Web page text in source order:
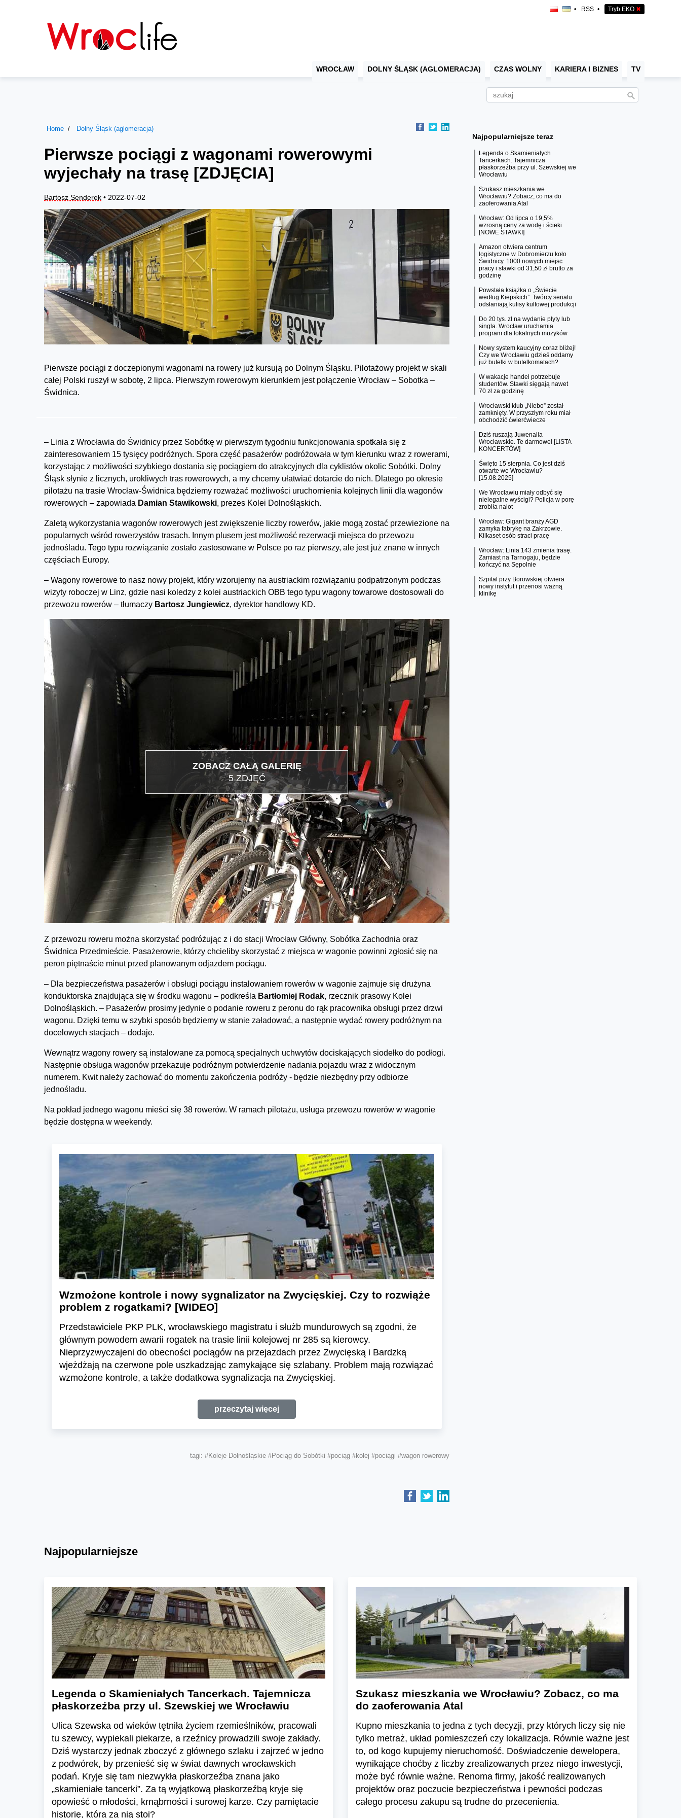
• RSS • Tryb EKO ✖
WROCŁAW DOLNY ŚLĄSK (AGLOMERACJA) CZAS WOLNY KARIERA I BIZNES TV
Home Dolny Śląsk (aglomeracja)
Pierwsze pociągi z wagonami rowerowymi
wyjechały na trasę [ZDJĘCIA]
Bartosz Senderek • 2022-07-02
Pierwsze pociągi z doczepionymi wagonami na rowery już kursują po Dolnym Śląsku. Pilotażowy projekt w skali
całej Polski ruszył w sobotę, 2 lipca. Pierwszym rowerowym kierunkiem jest połączenie Wrocław – Sobotka –
Świdnica.
– Linia z Wrocławia do Świdnicy przez Sobótkę w pierwszym tygodniu funkcjonowania spotkała się z
zainteresowaniem 15 tysięcy podróżnych. Spora część pasażerów podróżowała w tym kierunku wraz z rowerami,
korzystając z możliwości szybkiego dostania się pociągiem do atrakcyjnych dla cyklistów okolic Sobótki. Dolny
Śląsk słynie z licznych, urokliwych tras rowerowych, a my chcemy ułatwiać dotarcie do nich. Dlatego po okresie
pilotażu na trasie Wrocław-Świdnica będziemy rozważać możliwości uruchomienia kolejnych linii dla wagonów
rowerowych – zapowiada Damian Stawikowski, prezes Kolei Dolnośląskich.
Zaletą wykorzystania wagonów rowerowych jest zwiększenie liczby rowerów, jakie mogą zostać przewiezione na
popularnych wśród rowerzystów trasach. Innym plusem jest możliwość rezerwacji miejsca do przewozu
jednośladu. Tego typu rozwiązanie zostało zastosowane w Polsce po raz pierwszy, ale jest już znane w innych
częściach Europy.
– Wagony rowerowe to nasz nowy projekt, który wzorujemy na austriackim rozwiązaniu podpatrzonym podczas
wizyty roboczej w Linz, gdzie nasi koledzy z kolei austriackich OBB tego typu wagony towarowe dostosowali do
przewozu rowerów – tłumaczy Bartosz Jungiewicz, dyrektor handlowy KD.
ZOBACZ CAŁĄ GALERIĘ
5 ZDJĘĆ
Z przewozu roweru można skorzystać podróżując z i do stacji Wrocław Główny, Sobótka Zachodnia oraz
Świdnica Przedmieście. Pasażerowie, którzy chcieliby skorzystać z miejsca w wagonie powinni zgłosić się na
peron piętnaście minut przed planowanym odjazdem pociągu.
– Dla bezpieczeństwa pasażerów i obsługi pociągu instalowaniem rowerów w wagonie zajmuje się drużyna
konduktorska znajdująca się w środku wagonu – podkreśla Bartłomiej Rodak, rzecznik prasowy Kolei
Dolnośląskich. – Pasażerów prosimy jedynie o podanie roweru z peronu do rąk pracownika obsługi przez drzwi
wagonu. Dzięki temu w szybki sposób będziemy w stanie załadować, a następnie wydać rowery podróżnym na
docelowych stacjach – dodaje.
Wewnątrz wagony rowery są instalowane za pomocą specjalnych uchwytów dociskających siodełko do podłogi.
Następnie obsługa wagonów przekazuje podróżnym potwierdzenie nadania pojazdu wraz z widocznym
numerem. Kwit należy zachować do momentu zakończenia podróży - będzie niezbędny przy odbiorze
jednośladu.
Na pokład jednego wagonu mieści się 38 rowerów. W ramach pilotażu, usługa przewozu rowerów w wagonie
będzie dostępna w weekendy.
Wzmożone kontrole i nowy sygnalizator na Zwycięskiej. Czy to rozwiąże
problem z rogatkami? [WIDEO]
Przedstawiciele PKP PLK, wrocławskiego magistratu i służb mundurowych są zgodni, że
głównym powodem awarii rogatek na trasie linii kolejowej nr 285 są kierowcy.
Nieprzyzwyczajeni do obecności pociągów na przejazdach przez Zwycięską i Bardzką
wjeżdżają na czerwone pole uszkadzając zamykające się szlabany. Problem mają rozwiązać
wzmożone kontrole, a także dodatkowa sygnalizacja na Zwycięskiej.
przeczytaj więcej
tagi: #Koleje Dolnośląskie #Pociąg do Sobótki #pociąg #kolej #pociągi #wagon rowerowy
Najpopularniejsze teraz
Legenda o Skamieniałych
Tancerkach. Tajemnicza
płaskorzeźba przy ul. Szewskiej we
Wrocławiu
Szukasz mieszkania we
Wrocławiu? Zobacz, co ma do
zaoferowania Atal
Wrocław: Od lipca o 19,5%
wzrosną ceny za wodę i ścieki
[NOWE STAWKI]
Amazon otwiera centrum
logistyczne w Dobromierzu koło
Świdnicy. 1000 nowych miejsc
pracy i stawki od 31,50 zł brutto za
godzinę
Powstała książka o „Świecie
według Kiepskich”. Twórcy serialu
odsłaniają kulisy kultowej produkcji
Do 20 tys. zł na wydanie płyty lub
singla. Wrocław uruchamia
program dla lokalnych muzyków
Nowy system kaucyjny coraz bliżej!
Czy we Wrocławiu gdzieś oddamy
już butelki w butelkomatach?
W wakacje handel potrzebuje
studentów. Stawki sięgają nawet
70 zł za godzinę
Wrocławski klub „Niebo” został
zamknięty. W przyszłym roku miał
obchodzić ćwierćwiecze
Dziś ruszają Juwenalia
Wrocławskie. Te darmowe! [LISTA
KONCERTÓW]
Święto 15 sierpnia. Co jest dziś
otwarte we Wrocławiu?
[15.08.2025]
We Wrocławiu miały odbyć się
nielegalne wyścigi? Policja w porę
zrobiła nalot
Wrocław: Gigant branży AGD
zamyka fabrykę na Zakrzowie.
Kilkaset osób straci pracę
Wrocław: Linia 143 zmienia trasę.
Zamiast na Tarnogaju, będzie
kończyć na Sępolnie
Szpital przy Borowskiej otwiera
nowy instytut i przenosi ważną
klinikę
Najpopularniejsze
Legenda o Skamieniałych Tancerkach. Tajemnicza
płaskorzeźba przy ul. Szewskiej we Wrocławiu
Ulica Szewska od wieków tętniła życiem rzemieślników, pracowali
tu szewcy, wypiekali piekarze, a rzeźnicy prowadzili swoje zakłady.
Dziś wystarczy jednak zboczyć z głównego szlaku i zajrzeć w jedno
z podwórek, by przenieść się w świat dawnych wrocławskich
podań. Kryje się tam niezwykła płaskorzeźba znana jako
„skamieniałe tancerki”. Za tą wyjątkową płaskorzeźbą kryje się
opowieść o młodości, krnąbrności i surowej karze. Czy pamiętacie
historię, która za nią stoi?
Szukasz mieszkania we Wrocławiu? Zobacz, co ma
do zaoferowania Atal
Kupno mieszkania to jedna z tych decyzji, przy których liczy się nie
tylko metraż, układ pomieszczeń czy lokalizacja. Równie ważne jest
to, od kogo kupujemy nieruchomość. Doświadczenie dewelopera,
wynikające choćby z liczby zrealizowanych przez niego inwestycji,
może być równie ważne. Renoma firmy, jakość realizowanych
projektów oraz poczucie bezpieczeństwa i pewności podczas
całego procesu zakupu są trudne do przecenienia.